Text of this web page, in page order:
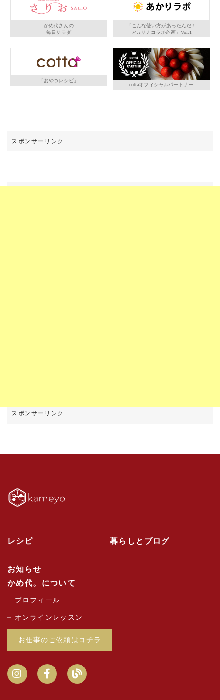
かめ代さんの
毎日サラダ
「こんな使い方があったんだ！
アカリナコラボ企画」Vol.1
「おやつレシピ」
cottaオフィシャルパートナー
レシピ 暮らしとブログ
お知らせ
かめ代。について
プロフィール
オンラインレッスン
お仕事のご依頼はコチラ